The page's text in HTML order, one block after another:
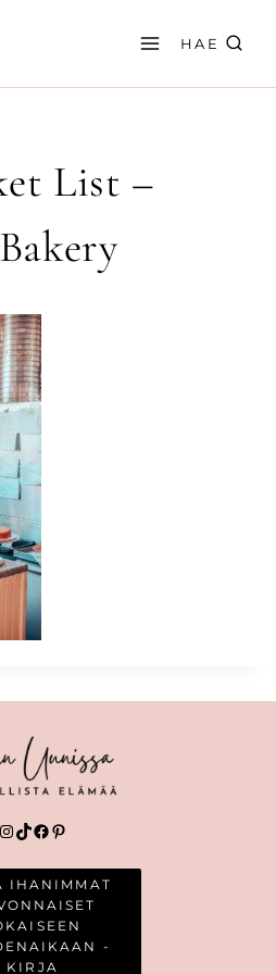
HAE
List –
Instagram
TikTok
Facebook
Pinterest
IHANIMMAT
-
KIRJA